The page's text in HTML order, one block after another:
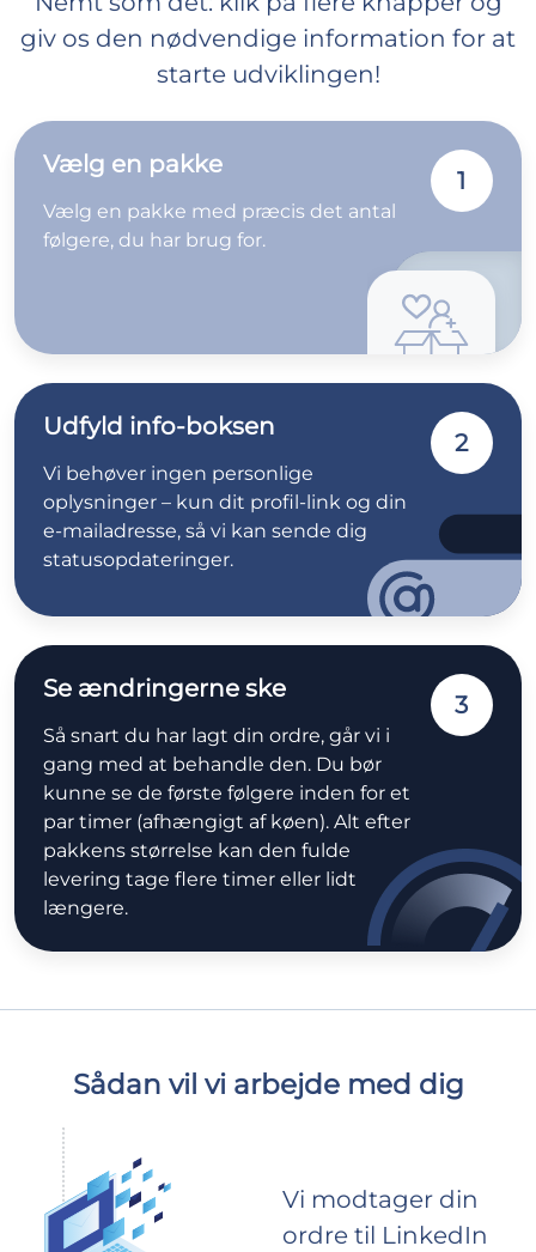
giv os den nødvendige information for at
starte udviklingen!
Vælg en pakke
Vælg en pakke med præcis det antal
følgere, du har brug for.
1
Udfyld info-boksen
Vi behøver ingen personlige
oplysninger – kun dit profil-link og din
e-mailadresse, så vi kan sende dig
statusopdateringer.
2
Se ændringerne ske
Så snart du har lagt din ordre, går vi i
gang med at behandle den. Du bør
kunne se de første følgere inden for et
par timer (afhængigt af køen). Alt efter
pakkens størrelse kan den fulde
levering tage flere timer eller lidt
længere.
3
Sådan vil vi arbejde med dig
Vi modtager din
ordre til LinkedIn